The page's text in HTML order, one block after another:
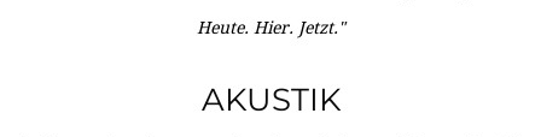
Heute. Hier. Jetzt."
AKUSTIK